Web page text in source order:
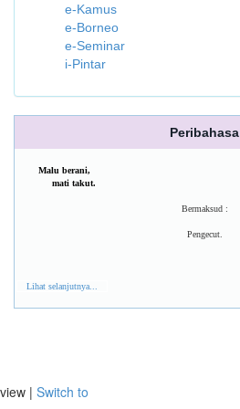
e-Kamus
e-Borneo
e-Seminar
i-Pintar
Peribahasa
Malu berani,
mati takut.
Bermaksud :
Pengecut.
Lihat selanjutnya...
view | Switch to